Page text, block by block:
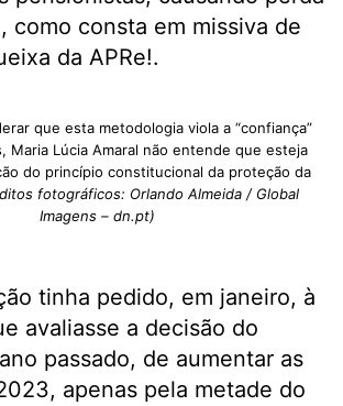
como consta em missiva de
da APRe!.
que esta metodologia viola a “confiança”
Maria Lúcia Amaral não entende que esteja
do princípio constitucional da proteção da
fotográficos: Orlando Almeida / Global
Imagens – dn.pt)
tinha pedido, em janeiro, à
avaliasse a decisão do
passado, de aumentar as
apenas pela metade do